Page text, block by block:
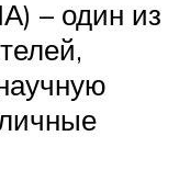
– один из